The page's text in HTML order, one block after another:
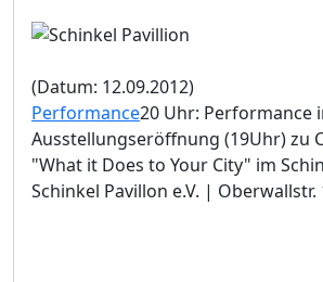
(Datum: 12.09.2012)
Performance20 Uhr: Performance
Ausstellungseröffnung (19Uhr) zu
"What it Does to Your City" im
Schinkel Pavillon e.V. |